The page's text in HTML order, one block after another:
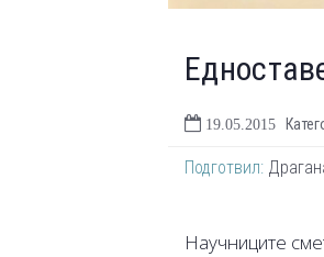
19.05.2015
Подготвил:
Научниците